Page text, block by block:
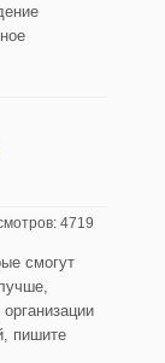
4719
смогут
пишите